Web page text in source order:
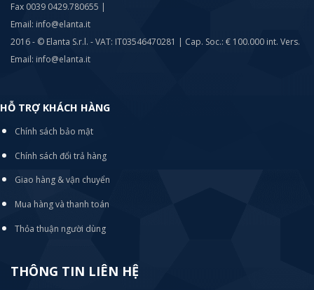
Fax 0039 0429.780655 |
Email: info@elanta.it
2016 - © Elanta S.r.l. - VAT: IT03546470281 | Cap. Soc.: € 100.000 int. Vers.
Email: info@elanta.it
HỖ TRỢ KHÁCH HÀNG
Chính sách bảo mật
Chính sách đổi trả hàng
Giao hàng & vận chuyển
Mua hàng và thanh toán
Thỏa thuận người dùng
THÔNG TIN LIÊN HỆ